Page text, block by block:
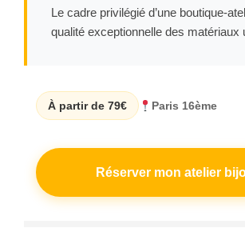
Le cadre privilégié d’une boutique-
qualité exceptionnelle des matériaux
À partir de 79€ Paris 16ème
Réserver mon atelier